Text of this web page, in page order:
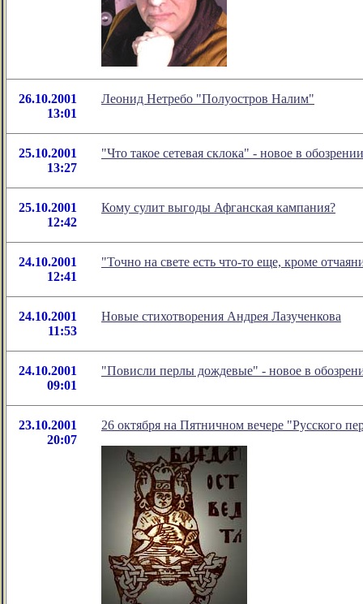
26.10.2001
13:01
Леонид Нетребо "Полуостров Налим"
25.10.2001
13:27
"Что такое сетевая склока" - новое в
25.10.2001
12:42
Кому сулит выгоды Афганская кампания?
24.10.2001
12:41
"Точно на свете есть что-то еще, кроме
24.10.2001
11:53
Новые стихотворения Андрея Лазученкова
24.10.2001
09:01
"Повисли перлы дождевые" - новое в
23.10.2001
20:07
26 октября на Пятничном вечере "Русского